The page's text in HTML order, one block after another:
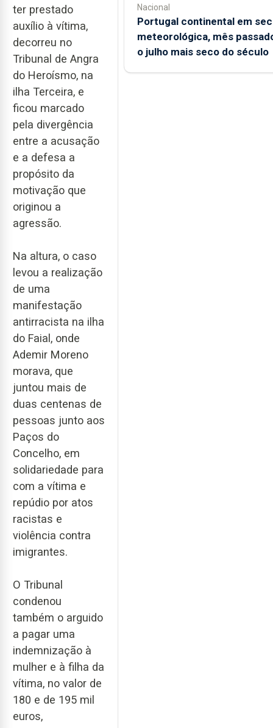
ter prestado
auxílio à vítima,
decorreu no
Tribunal de Angra
do Heroísmo, na
ilha Terceira, e
ficou marcado
pela divergência
entre a acusação
e a defesa a
propósito da
motivação que
originou a
agressão.
Na altura, o caso
levou a realização
de uma
manifestação
antirracista na ilha
do Faial, onde
Ademir Moreno
morava, que
juntou mais de
duas centenas de
pessoas junto aos
Paços do
Concelho, em
solidariedade para
com a vítima e
repúdio por atos
racistas e
violência contra
imigrantes.
O Tribunal
condenou
também o arguido
a pagar uma
indemnização à
mulher e à filha da
vítima, no valor de
180 e de 195 mil
euros,
Nacional
Portugal continental em
meteorológica, mês
o julho mais seco do século